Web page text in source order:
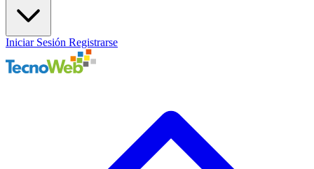
Iniciar Sesión Registrarse